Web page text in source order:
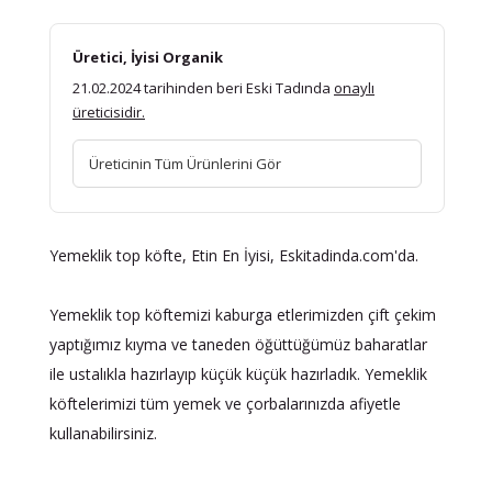
Üretici, İyisi Organik
21.02.2024 tarihinden beri Eski Tadında onaylı
üreticisidir.
Üreticinin Tüm Ürünlerini Gör
Yemeklik top köfte, Etin En İyisi, Eskitadinda.com'da.
Yemeklik top köftemizi kaburga etlerimizden çift çekim
yaptığımız kıyma ve taneden öğüttüğümüz baharatlar
ile ustalıkla hazırlayıp küçük küçük hazırladık. Yemeklik
köftelerimizi tüm yemek ve çorbalarınızda afiyetle
kullanabilirsiniz.